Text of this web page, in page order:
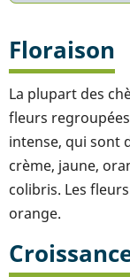
Floraison
La plupart des
fleurs
intense, qui sont
crème, jaune,
colibris. Les
orange.